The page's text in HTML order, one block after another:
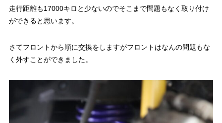
走行距離も17000キロと少ないのでそこまで問題もなく取り付け
ができると思います。
さてフロントから順に交換をしますがフロントはなんの問題もな
く外すことができました。